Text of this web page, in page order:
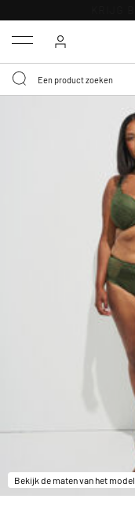
Menu
Bekijk de maten van het model